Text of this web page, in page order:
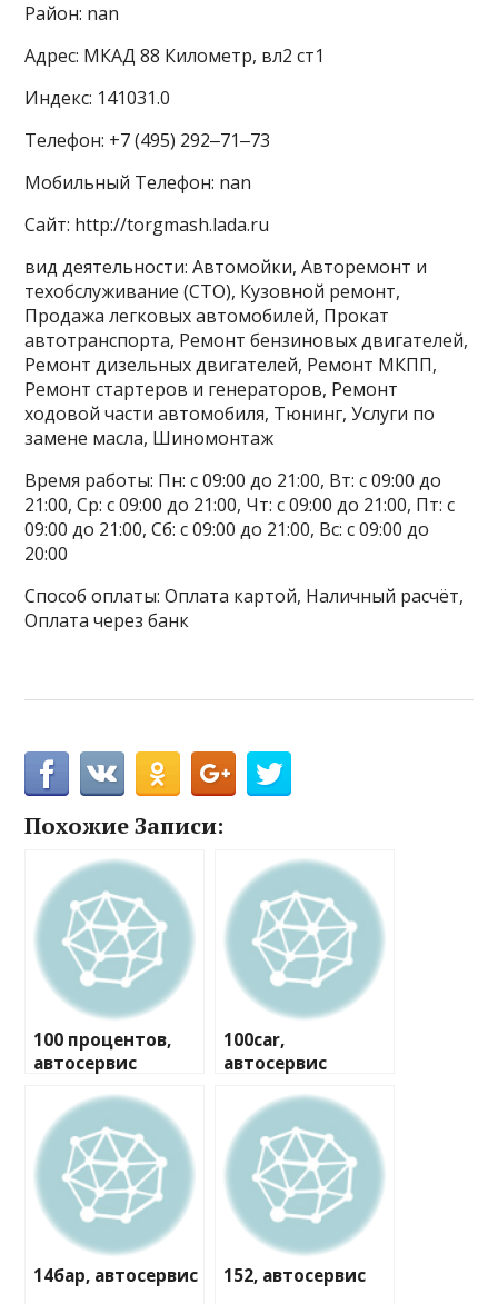
Район: nan
Адрес: МКАД 88 Километр, вл2 ст1
Индекс: 141031.0
Телефон: +7 (495) 292‒71‒73
Мобильный Телефон: nan
Сайт: http://torgmash.lada.ru
вид деятельности: Автомойки, Авторемонт и
техобслуживание (СТО), Кузовной ремонт,
Продажа легковых автомобилей, Прокат
автотранспорта, Ремонт бензиновых двигателей,
Ремонт дизельных двигателей, Ремонт МКПП,
Ремонт стартеров и генераторов, Ремонт
ходовой части автомобиля, Тюнинг, Услуги по
замене масла, Шиномонтаж
Время работы: Пн: с 09:00 до 21:00, Вт: с 09:00 до
21:00, Ср: с 09:00 до 21:00, Чт: с 09:00 до 21:00, Пт: с
09:00 до 21:00, Сб: с 09:00 до 21:00, Вс: с 09:00 до
20:00
Способ оплаты: Оплата картой, Наличный расчёт,
Оплата через банк
Похожие Записи:
100 процентов,
автосервис
100car,
автосервис
14бар, автосервис 152, автосервис